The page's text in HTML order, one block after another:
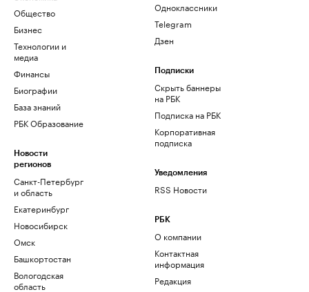
Общество
Бизнес
Технологии и
медиа
Финансы
Биографии
База знаний
РБК Образование
Новости
регионов
Санкт-Петербург
и область
Екатеринбург
Новосибирск
Омск
Башкортостан
Вологодская
область
Одноклассники
Telegram
Дзен
Подписки
Скрыть баннеры
на РБК
Подписка на РБК
Корпоративная
подписка
Уведомления
RSS Новости
РБК
О компании
Контактная
информация
Редакция